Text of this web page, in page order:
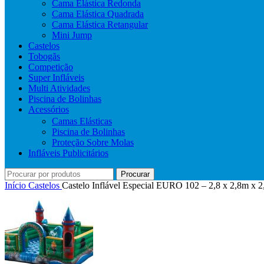
Cama Elástica Redonda
Cama Elástica Quadrada
Cama Elástica Retangular
Mini Jump
Castelos
Tobogãs
Competição
Super Infláveis
Multi Atividades
Piscina de Bolinhas
Acessórios
Camas Elásticas
Piscina de Bolinhas
Proteção Sobre Molas
Infláveis Publicitários
Procurar
Início Castelos Castelo Inflável Especial EURO 102 – 2,8 x 2,8m x